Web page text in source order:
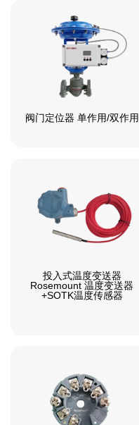
阀门定位器 单作用/双作用
投入式温度变送器
Rosemount 温度变送器
+SOTK温度传感器